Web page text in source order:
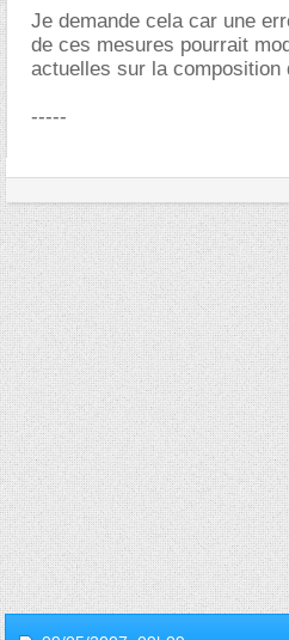
Je demande cela car une
de ces mesures pourrait
actuelles sur la composition
-----